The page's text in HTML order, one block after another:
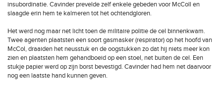
insubordinatie. Cavinder prevelde zelf enkele gebeden voor McColl en
slaagde erin hem te kalmeren tot het ochtendgloren.
Het werd nog maar net licht toen de militaire politie de cel binnenkwam.
Twee agenten plaatsten een soort gasmasker (respirator) op het hoofd van
McCol, draaiden het neusstuk en de oogstukken zo dat hij niets meer kon
zien en plaatsten hem gehandboeid op een stoel, net buiten de cel. Een
stukje papier werd op zijn borst bevestigd. Cavinder had hem net daarvoor
nog een laatste hand kunnen geven.